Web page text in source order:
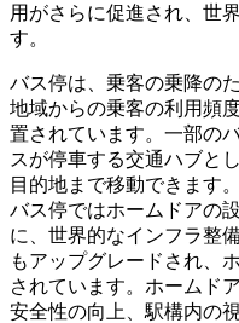
用がさらに促進され、世
す。
バス停は、乗客の乗降の
地域からの乗客の利用頻
置されています。一部の
スが停車する交通ハブと
目的地まで移動できます
バス停ではホームドアの
に、世界的なインフラ整
もアップグレードされ、
されています。ホームド
安全性の向上、駅構内の